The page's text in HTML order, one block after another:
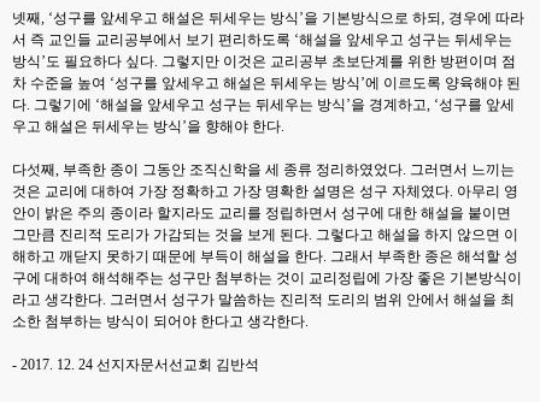
넷째, ‘성구를 앞세우고 해설은 뒤세우는 방식 ’을 기본방식으로 하되 , 경우에 따라
서 즉 교인들 교리공부에서 보기 편리하도록 ‘해설을 앞세우고 성구는 뒤세우는
방식 ’도 필요하다 싶다. 그렇지만 이것은 교리공부 초보단계를 위한 방편이며 점
차 수준을 높여 ‘성구를 앞세우고 해설은 뒤세우는 방식 ’에 이르도록 양육해야 된
다. 그렇기에 ‘해설을 앞세우고 성구는 뒤세우는 방식 ’을 경계하고, ‘성구를 앞세
우고 해설은 뒤세우는 방식 ’을 향해야 한다.
다섯째, 부족한 종이 그동안 조직신학을 세 종류 정리하였었다. 그러면서 느끼는
것은 교리에 대하여 가장 정확하고 가장 명확한 설명은 성구 자체였다. 아무리 영
안이 밝은 주의 종이라 할지라도 교리를 정립하면서 성구에 대한 해설을 붙이면
그만큼 진리적 도리가 가감되는 것을 보게 된다. 그렇다고 해설을 하지 않으면 이
해하고 깨닫지 못하기 때문에 부득이 해설을 한다. 그래서 부족한 종은 해석할 성
구에 대하여 해석해주는 성구만 첨부하는 것이 교리정립에 가장 좋은 기본방식이
라고 생각한다. 그러면서 성구가 말씀하는 진리적 도리의 범위 안에서 해설을 최
소한 첨부하는 방식이 되어야 한다고 생각한다.
- 2017. 12. 24 선지자문서선교회 김반석